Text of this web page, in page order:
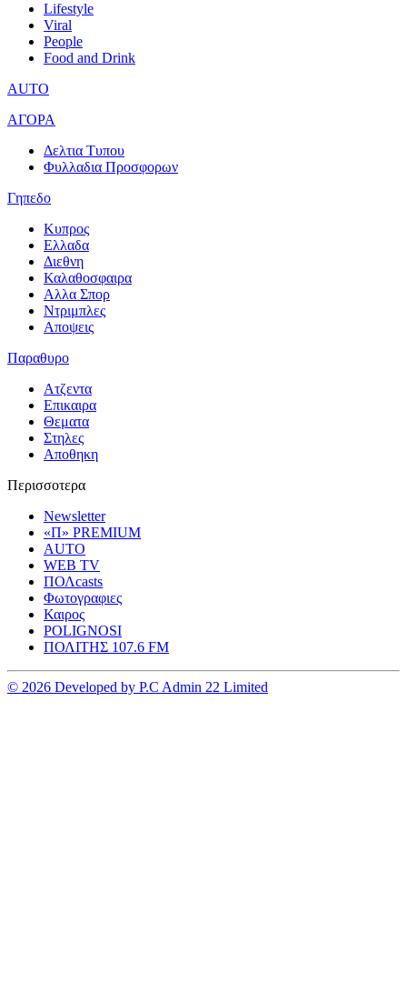
Lifestyle
Viral
People
Food and Drink
AUTO
ΑΓΟΡΑ
Δελτια Τυπου
Φυλλαδια Προσφορων
Γηπεδο
Κυπρος
Ελλαδα
Διεθνη
Καλαθοσφαιρα
Αλλα Σπορ
Ντριμπλες
Αποψεις
Παραθυρο
Ατζεντα
Επικαιρα
Θεματα
Στηλες
Αποθηκη
Περισσοτερα
Newsletter
«Π» PREMIUM
AUTO
WEB TV
ΠΟΛcasts
Φωτογραφιες
Καιρος
POLIGNOSI
ΠΟΛΙΤΗΣ 107.6 FM
© 2026 Developed by P.C Admin 22 Limited